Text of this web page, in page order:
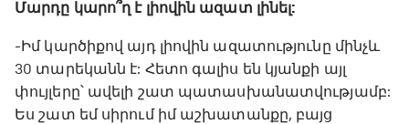
Մարդը կարո՞ղ է լիովին ազատ լինել:
-Իմ կարծիքով այդ լիովին ազատությունը մինչև
30 տարեկանն է: Հետո գալիս են կյանքի այլ
փույլերը՝ ավելի շատ պատասխանատվությամբ:
Ես շատ եմ սիրում իմ աշխատանքը, բայց